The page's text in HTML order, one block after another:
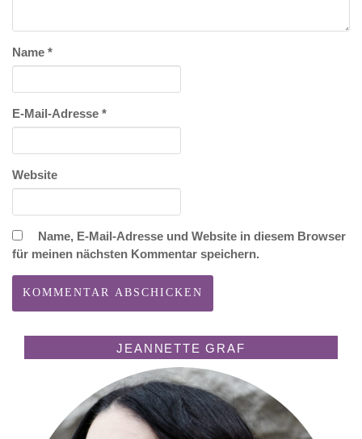
Name *
E-Mail-Adresse *
Website
Name, E-Mail-Adresse und Website in diesem Browser
für meinen nächsten Kommentar speichern.
JEANNETTE GRAF